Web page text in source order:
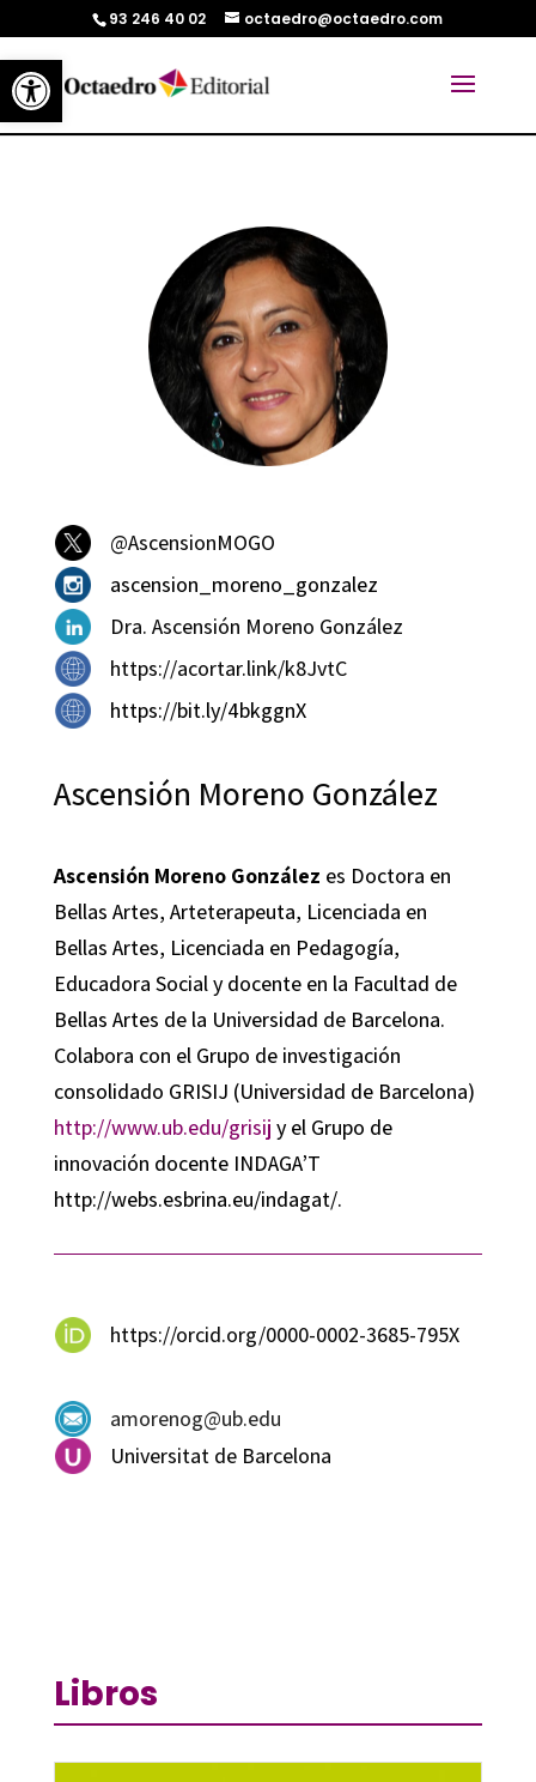
Abrir barra de herramientas
93 246 40 02 octaedro@octaedro.com
@AscensionMOGO
ascension_moreno_gonzalez
Dra. Ascensión Moreno González
https://acortar.link/k8JvtC
https://bit.ly/4bkggnX
Ascensión Moreno González
Ascensión Moreno González es Doctora en
Bellas Artes, Arteterapeuta, Licenciada en
Bellas Artes, Licenciada en Pedagogía,
Educadora Social y docente en la Facultad de
Bellas Artes de la Universidad de Barcelona.
Colabora con el Grupo de investigación
consolidado GRISIJ (Universidad de Barcelona)
http://www.ub.edu/grisij y el Grupo de
innovación docente INDAGA’T
http://webs.esbrina.eu/indagat/.
https://orcid.org/0000-0002-3685-795X
amorenog@ub.edu
Universitat de Barcelona
Libros